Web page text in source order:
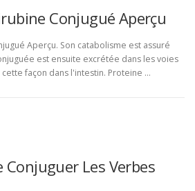
Conjugué Aperçu
Aperçu. Son catabolisme est assuré
est ensuite excrétée dans les voies
façon dans l'intestin. Proteine …
Conjuguer Les Verbes